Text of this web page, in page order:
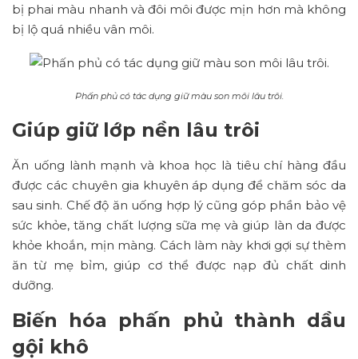
bị phai màu nhanh và đôi môi được mịn hơn mà không
bị lộ quá nhiều vân môi.
Phấn phủ có tác dụng giữ màu son môi lâu trôi.
Giúp giữ lớp nền lâu trôi
Ăn uống lành mạnh và khoa học là tiêu chí hàng đầu
được các chuyên gia khuyên áp dụng để chăm sóc da
sau sinh. Chế độ ăn uống hợp lý cũng góp phần bảo vệ
sức khỏe, tăng chất lượng sữa mẹ và giúp làn da được
khỏe khoắn, mịn màng. Cách làm này khơi gợi sự thèm
ăn từ mẹ bỉm, giúp cơ thể được nạp đủ chất dinh
dưỡng.
Biến hóa phấn phủ thành dầu
gội khô